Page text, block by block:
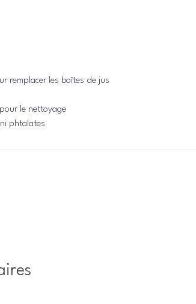
remplacer les boîtes de jus
le nettoyage
phtalates